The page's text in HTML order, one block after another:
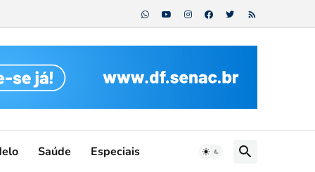
Saúde Especiais